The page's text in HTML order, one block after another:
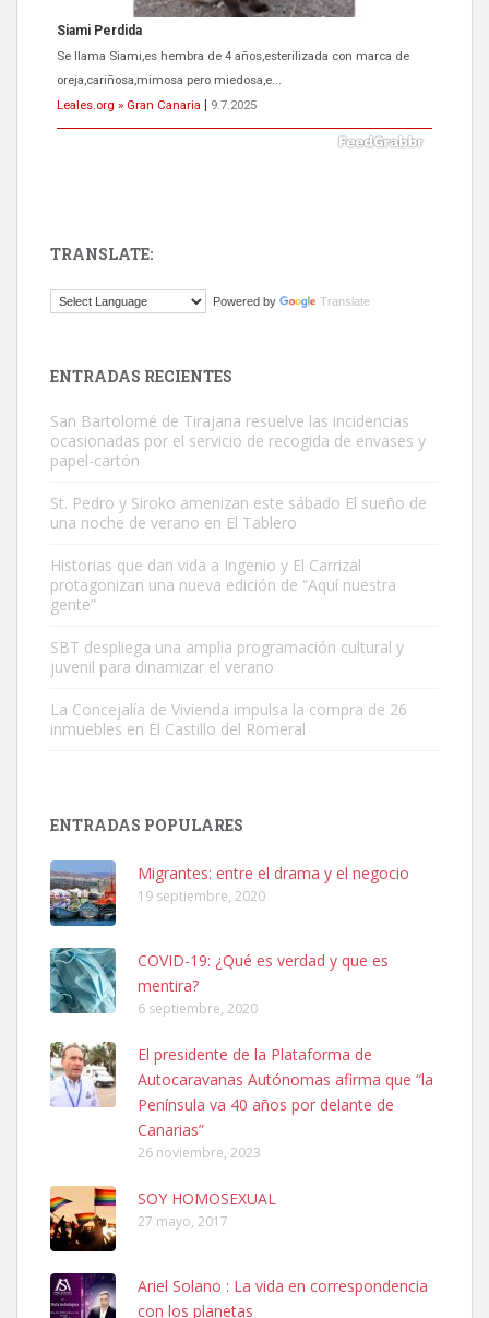
Siami Perdida
Se llama Siami,es hembra de 4 años,esterilizada con marca de
oreja,cariñosa,mimosa pero miedosa,e...
Leales.org » Gran Canaria
9.7.2025
El ayuntamiento se va a llevar a Los Gatos callejeros de la zona los
Este gato macho ha aparecido en la calle hace menos de un mes,
es muy manso y extremadamente cari...
Leales.org » Gran Canaria
Leales.org » Gran Canaria
SHIBA PERDIDO AVDA JOSE MESA Y LOPEZ
PERRO MACHO RAZA SHIBA CON MICROCHIP PERDIDO HOY
06/07/2025 ZONA MESA Y LOPEZ. ES MUY ASUSTADIZO
Leales.org » Gran Canaria
6.7.2025
Ninfa perdida
TRANSLATE:
Powered by Translate
ENTRADAS RECIENTES
San Bartolomé de Tirajana resuelve las incidencias
ocasionadas por el servicio de recogida de envases y
papel-cartón
St. Pedro y Siroko amenizan este sábado El sueño de
una noche de verano en El Tablero
Historias que dan vida a Ingenio y El Carrizal
protagonizan una nueva edición de “Aquí nuestra
gente”
SBT despliega una amplia programación cultural y
juvenil para dinamizar el verano
La Concejalía de Vivienda impulsa la compra de 26
inmuebles en El Castillo del Romeral
ENTRADAS POPULARES
Migrantes: entre el drama y el negocio
19 septiembre, 2020
COVID-19: ¿Qué es verdad y que es
mentira?
6 septiembre, 2020
El presidente de la Plataforma de
Autocaravanas Autónomas afirma que “la
Península va 40 años por delante de
Canarias”
26 noviembre, 2023
SOY HOMOSEXUAL
27 mayo, 2017
Ariel Solano : La vida en correspondencia
con los planetas